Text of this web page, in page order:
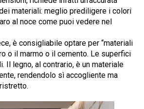
materiali: meglio prediligere i colori
al noce come puoi vedere nel
è consigliabile optare per “materiali
o il marmo o il cemento. Le superfici
Il legno, al contrario, è un materiale
rendendolo sì accogliente ma